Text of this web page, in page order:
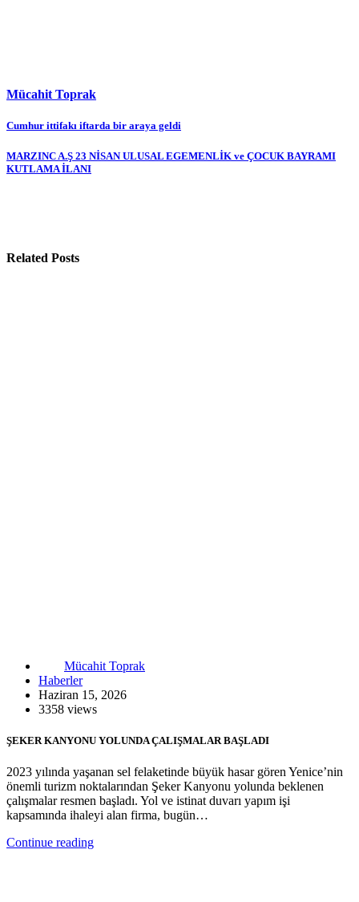
Mücahit Toprak
Yazı
gezinmesi
Cumhur ittifakı iftarda bir araya geldi
MARZINC A.Ş 23 NİSAN ULUSAL EGEMENLİK ve ÇOCUK BAYRAMI
KUTLAMA İLANI
Related Posts
Mücahit Toprak
Haberler
Haziran 15, 2026
3358 views
ŞEKER KANYONU YOLUNDA ÇALIŞMALAR BAŞLADI
2023 yılında yaşanan sel felaketinde büyük hasar gören Yenice’nin
önemli turizm noktalarından Şeker Kanyonu yolunda beklenen
çalışmalar resmen başladı. Yol ve istinat duvarı yapım işi
kapsamında ihaleyi alan firma, bugün…
Continue reading